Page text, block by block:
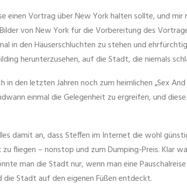
einen Vortrag über New York halten sollte, und mir
von New York für die Vorbereitung des
in den Häuserschluchten zu stehen und
herunterzusehen, auf die Stadt, die niemals
in den letzten Jahren noch zum heimlichen „Sex
einmal die Gelegenheit zu ergreifen, und
damit an, dass Steffen im Internet die wohl
fliegen – nonstop und zum Dumping-Preis. Klar
man die Stadt nur, wenn man eine
Stadt auf den eigenen Füßen entdeckt.